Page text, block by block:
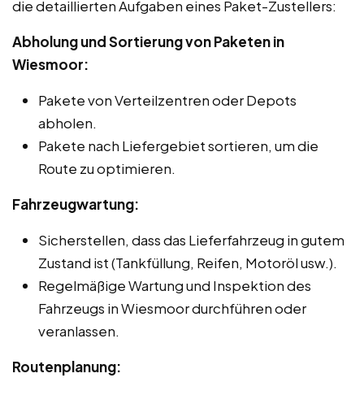
die detaillierten Aufgaben eines Paket-Zustellers:
Abholung und Sortierung von Paketen in
Wiesmoor:
Pakete von Verteilzentren oder Depots
abholen.
Pakete nach Liefergebiet sortieren, um die
Route zu optimieren.
Fahrzeugwartung:
Sicherstellen, dass das Lieferfahrzeug in gutem
Zustand ist (Tankfüllung, Reifen, Motoröl usw.).
Regelmäßige Wartung und Inspektion des
Fahrzeugs in Wiesmoor durchführen oder
veranlassen.
Routenplanung: